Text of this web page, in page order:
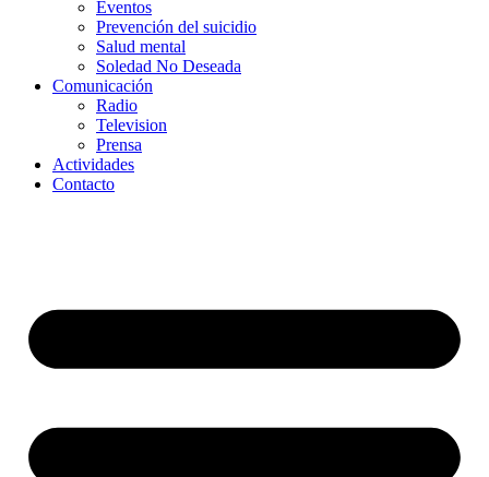
Eventos
Prevención del suicidio
Salud mental
Soledad No Deseada
Comunicación
Radio
Television
Prensa
Actividades
Contacto